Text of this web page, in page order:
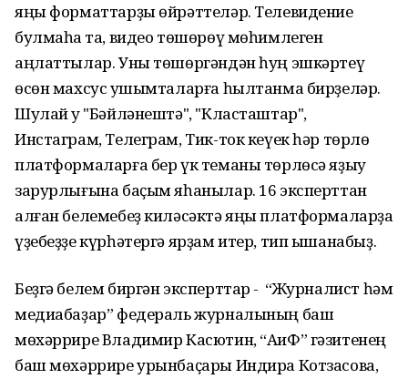
яңы форматтарҙы өйрәттеләр. Телевидение
булмаһаҡ та, видео төшөрөү мөһимлеген
аңлаттылар. Уны төшөргәндән һуң эшкәртеү
өсөн махсус ҡушымталарға һылтанма бирҙеләр.
Шулай уҡ "Бәйләнештә", "Класташтар",
Инстаграм, Телеграм, Тик-ток кеүек һәр төрлө
платформаларға бер үк теманы төрлөсә яҙыу
зарурлығына баҫым яһанылар. 16 эксперттан
алған белемебеҙ киләсәктә яңы платформаларҙа
үҙебеҙҙе күрһәтергә ярҙам итер, тип ышанабыҙ.
Беҙгә белем биргән эксперттар - “Журналист һәм
медиабаҙар” федераль журналының баш
мөхәррире Владимир Касютин, “АиФ” гәзитенең
баш мөхәррире урынбаҫары Индира Котзасова,